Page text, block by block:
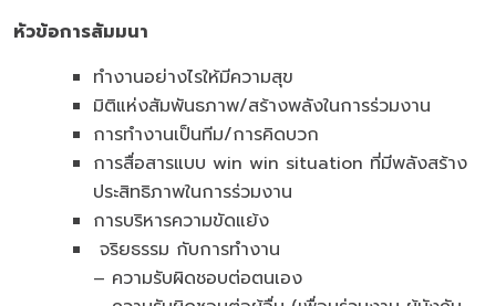
หัวข้อการสัมมนา
ทำงานอย่างไรให้มีความสุข
มิติแห่งสัมพันธภาพ/สร้างพลังในการร่วมงาน
การทำงานเป็นทีม/การคิดบวก
การสื่อสารแบบ win win situation ที่มีพลังสร้าง
ประสิทธิภาพในการร่วมงาน
การบริหารความขัดแย้ง
จริยธรรม กับการทำงาน
– ความรับผิดชอบต่อตนเอง